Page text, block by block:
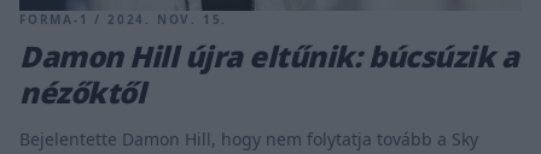
FORMA-1 / 2024. NOV. 15.
Damon Hill újra eltűnik: búcsúzik a
nézőktől
Bejelentette Damon Hill, hogy nem folytatja tovább a Sky